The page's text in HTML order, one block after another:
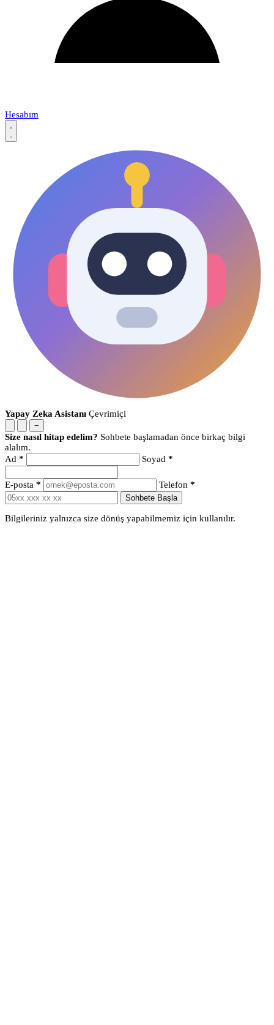
Hesabım
Yapay Zeka Asistanı Çevrimiçi
−
Size nasıl hitap edelim? Sohbete başlamadan önce birkaç bilgi
alalım.
Ad * Soyad *
E-posta * Telefon *
Sohbete Başla
Bilgileriniz yalnızca size dönüş yapabilmemiz için kullanılır.